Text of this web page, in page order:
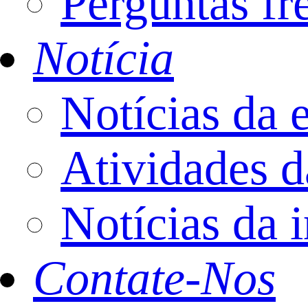
Notícia
Notícias da
Atividades
Notícias da
Contate-Nos